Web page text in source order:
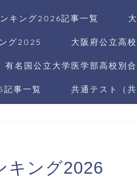
キング2026記事一覧
グ2025 大阪府公立高
有名国公立大学医学部高校別
記事一覧 共通テスト（
キング2026